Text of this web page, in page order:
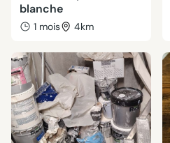
blanche
1 mois 4km